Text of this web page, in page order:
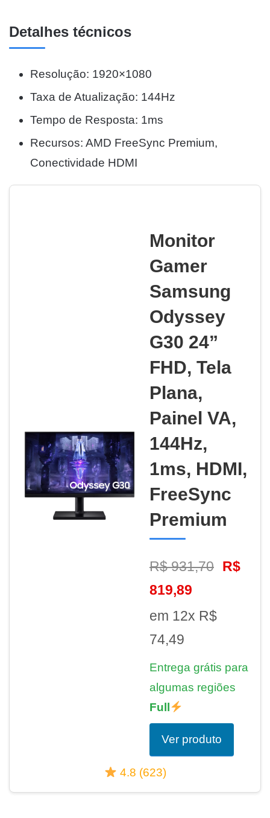
Detalhes técnicos
Resolução: 1920×1080
Taxa de Atualização: 144Hz
Tempo de Resposta: 1ms
Recursos: AMD FreeSync Premium,
Conectividade HDMI
Monitor
Gamer
Samsung
Odyssey
G30 24”
FHD, Tela
Plana,
Painel VA,
144Hz,
1ms, HDMI,
FreeSync
Premium
R$ 931,70 R$
819,89
em 12x R$
74,49
Entrega grátis para
algumas regiões
Full
Ver produto
4.8 (623)